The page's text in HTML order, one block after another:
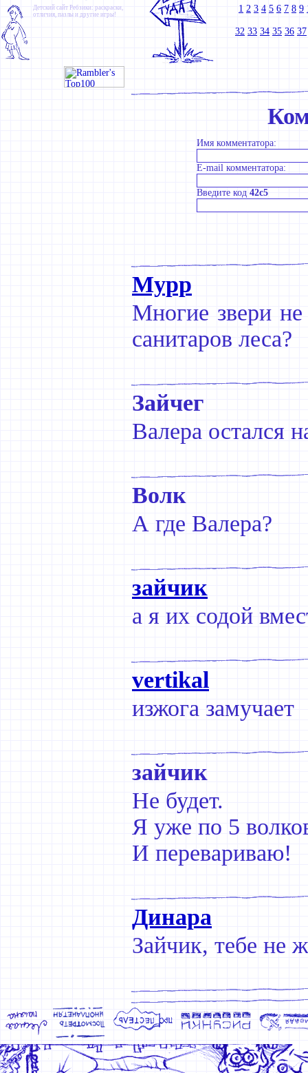
Детский сайт Ребзики: раскраски,
отличия, пазлы и другие игры!
1 2 3 4 5 6 7 8 9
32 33 34 35 36 37
Имя комментатора:
E-mail комментатора:
Введите код 42c5
Мурр
Многие звери
санитаров леса?
Зайчег
Валера остался
Волк
А где Валера?
зайчик
а я их содой
vertikal
изжога замучает
зайчик
Не будет.
Я уже по 5
И перевариваю!
Динара
Зайчик, тебе не